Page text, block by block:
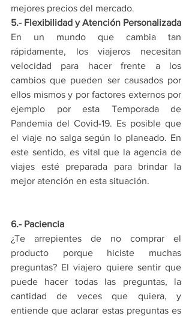
mejores precios del mercado.
5.- Flexibilidad y Atención Personalizada
En un mundo que cambia tan
rápidamente, los viajeros necesitan
velocidad para hacer frente a los
cambios que pueden ser causados ​​por
ellos mismos y por factores externos por
ejemplo por esta Temporada de
Pandemia del Covid-19. Es posible que
el viaje no salga según lo planeado. En
este sentido, es vital que la agencia de
viajes esté preparada para brindar la
mejor atención en esta situación.
6.- Paciencia
¿Te arrepientes de no comprar el
producto porque hiciste muchas
preguntas? El viajero quiere sentir que
puede hacer todas las preguntas, la
cantidad de veces que quiera, y
entiende que aclarar estas preguntas es